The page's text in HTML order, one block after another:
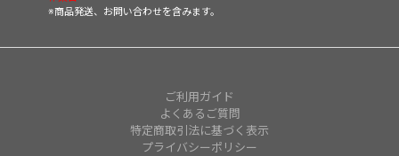
※商品発送、お問い合わせを含みます。
ご利用ガイド
よくあるご質問
特定商取引法に基づく表示
プライバシーポリシー